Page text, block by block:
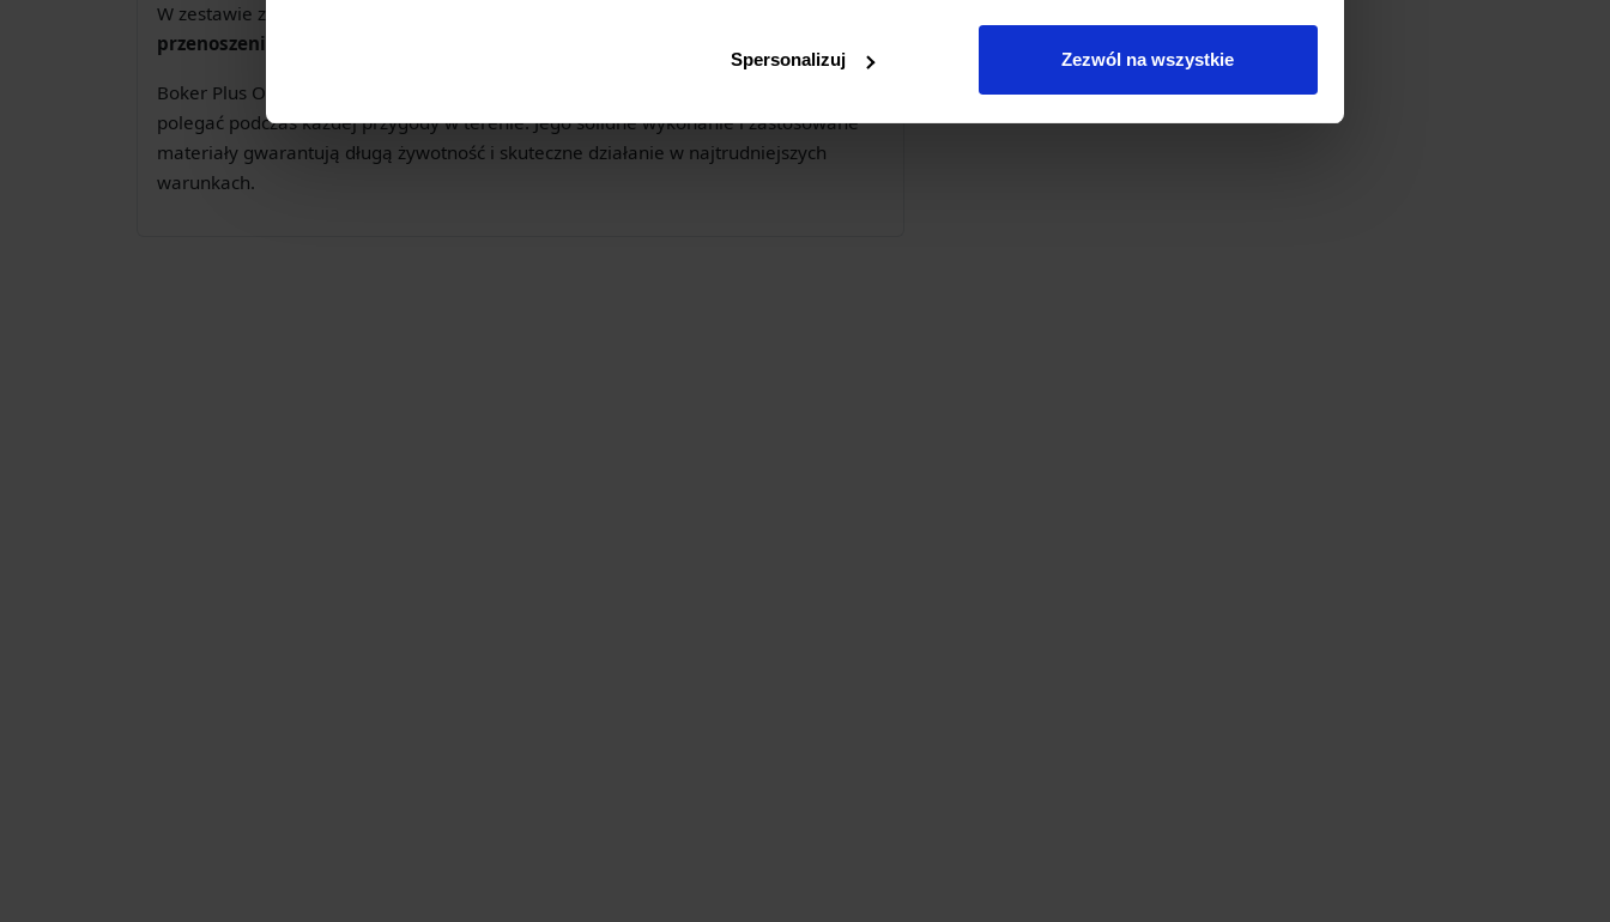
Spersonalizuj Zezwól na wszystkie
W zestawie z nożem znajduje się praktyczna pochwa, która zapewnia
przenoszenie
Boker Plus Orca Pro to więcej niż nóż – to
polegać podczas każdej przygody w terenie. Jego solidne wykonanie i zastosowane
materiały gwarantują długą żywotność i skuteczne działanie w najtrudniejszych
warunkach.